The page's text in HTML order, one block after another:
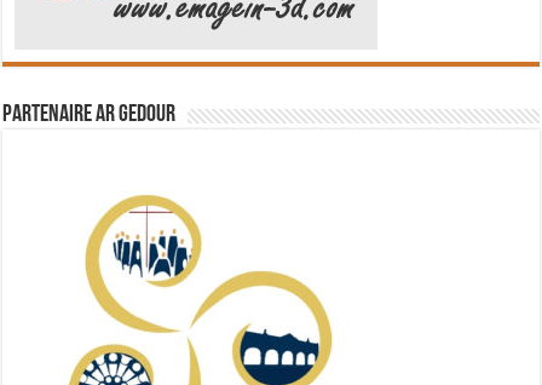
Partenaire Ar Gedour